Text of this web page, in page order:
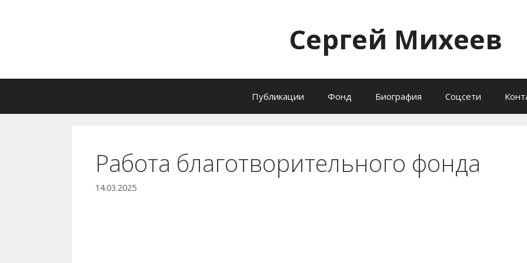
Сергей Михеев
Публикации Фонд Биография Соцсети
Работа благотворительного фонда
14.03.2025